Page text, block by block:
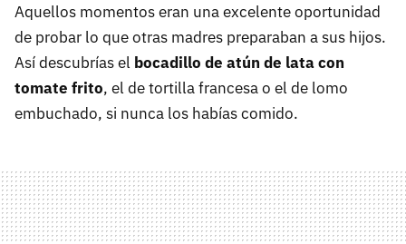
Aquellos momentos eran una excelente oportunidad
de probar lo que otras madres preparaban a sus hijos.
Así descubrías el bocadillo de atún de lata con
tomate frito, el de tortilla francesa o el de lomo
embuchado, si nunca los habías comido.